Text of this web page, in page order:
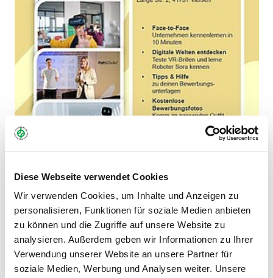
Diese Webseite verwendet Cookies
Wir verwenden Cookies, um Inhalte und Anzeigen zu
personalisieren, Funktionen für soziale Medien anbieten
zu können und die Zugriffe auf unsere Website zu
analysieren. Außerdem geben wir Informationen zu Ihrer
Verwendung unserer Website an unsere Partner für
soziale Medien, Werbung und Analysen weiter. Unsere
AUF DIE SCHNELLE EINE STELLE